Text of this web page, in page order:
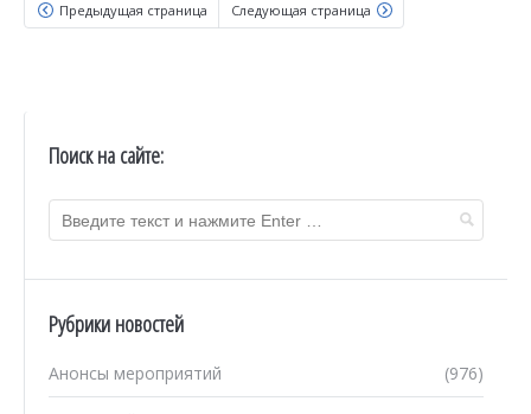
Предыдущая страница Следующая страница
Поиск на сайте:
Рубрики новостей
(976)
Анонсы мероприятий